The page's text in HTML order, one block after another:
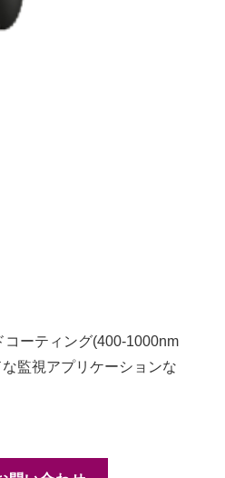
ーティング(400-1000nm
監視アプリケーションな